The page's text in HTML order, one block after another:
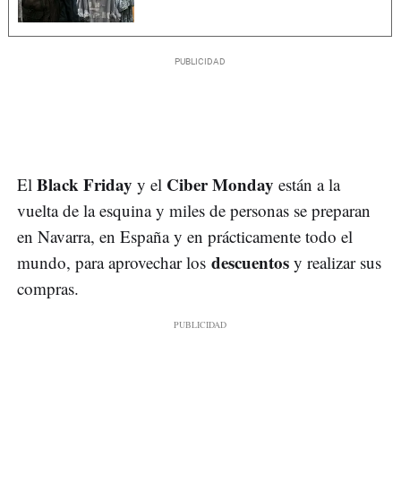
El Black Friday y el Ciber Monday están a la
vuelta de la esquina y miles de personas se preparan
en Navarra, en España y en prácticamente todo el
mundo, para aprovechar los descuentos y realizar sus
compras.